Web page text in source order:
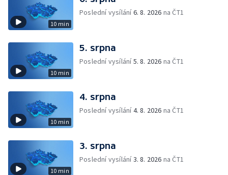
10 min
Poslední vysílání6. 8. 2026 na ČT1
10 min
5. srpna
Poslední vysílání5. 8. 2026 na ČT1
10 min
4. srpna
Poslední vysílání4. 8. 2026 na ČT1
10 min
3. srpna
Poslední vysílání3. 8. 2026 na ČT1